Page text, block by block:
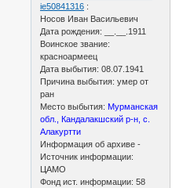
ie50841316 :
Носов Иван Васильевич
Дата рождения: __.__.1911
Воинское звание:
красноармеец
Дата выбытия: 08.07.1941
Причина выбытия: умер от
ран
Место выбытия: Мурманская
обл., Кандалакшский р-н, с.
Алакуртти
Информация об архиве -
Источник информации:
ЦАМО
Фонд ист. информации: 58